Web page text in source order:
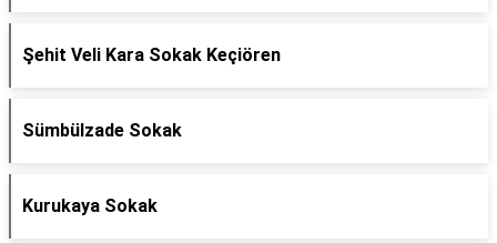
Şehit Veli Kara Sokak Keçiören
Sümbülzade Sokak
Kurukaya Sokak